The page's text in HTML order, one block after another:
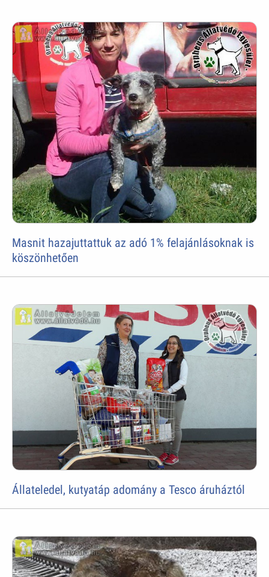
Masnit hazajuttattuk az adó 1% felajánlásoknak is
köszönhetően
Állateledel, kutyatáp adomány a Tesco áruháztól